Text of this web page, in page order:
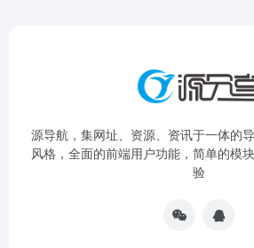
源导航，集网址、资源、资讯于一体的
风格，全面的前端用户功能，简单的模
验